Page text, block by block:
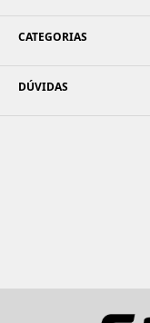
CATEGORIAS
DÚVIDAS